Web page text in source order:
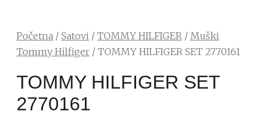
Početna / Satovi / TOMMY HILFIGER / Muški
Tommy Hilfiger / TOMMY HILFIGER SET 2770161
TOMMY HILFIGER SET
2770161